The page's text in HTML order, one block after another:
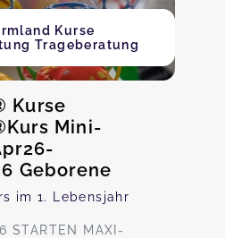
Kurse
Trageberatung
Kurse
Mini-
Geborene
im 1. Lebensjahr
STARTEN MAXI-